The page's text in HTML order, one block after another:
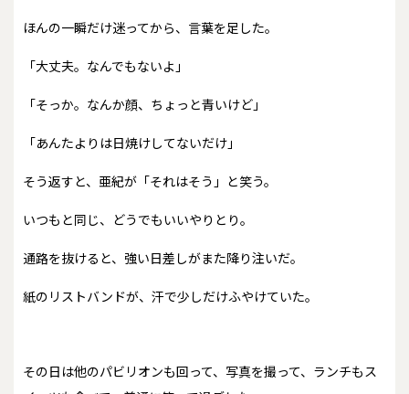
ほんの一瞬だけ迷ってから、言葉を足した。
「大丈夫。なんでもないよ」
「そっか。なんか顔、ちょっと青いけど」
「あんたよりは日焼けしてないだけ」
そう返すと、亜紀が「それはそう」と笑う。
いつもと同じ、どうでもいいやりとり。
通路を抜けると、強い日差しがまた降り注いだ。
紙のリストバンドが、汗で少しだけふやけていた。
その日は他のパビリオンも回って、写真を撮って、ランチもス